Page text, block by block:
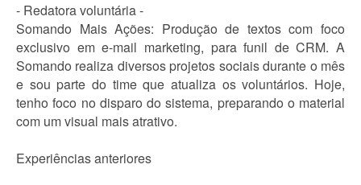
- Redatora voluntária -
Somando Mais Ações: Produção de textos com foco
exclusivo em e-mail marketing, para funil de CRM. A
Somando realiza diversos projetos sociais durante o mês
e sou parte do time que atualiza os voluntários. Hoje,
tenho foco no disparo do sistema, preparando o material
com um visual mais atrativo.
Experiências anteriores